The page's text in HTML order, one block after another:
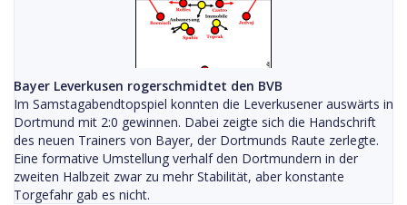
Bayer Leverkusen rogerschmidtet den BVB
Im Samstagabendtopspiel konnten die Leverkusener auswärts in
Dortmund mit 2:0 gewinnen. Dabei zeigte sich die Handschrift
des neuen Trainers von Bayer, der Dortmunds Raute zerlegte.
Eine formative Umstellung verhalf den Dortmundern in der
zweiten Halbzeit zwar zu mehr Stabilität, aber konstante
Torgefahr gab es nicht.